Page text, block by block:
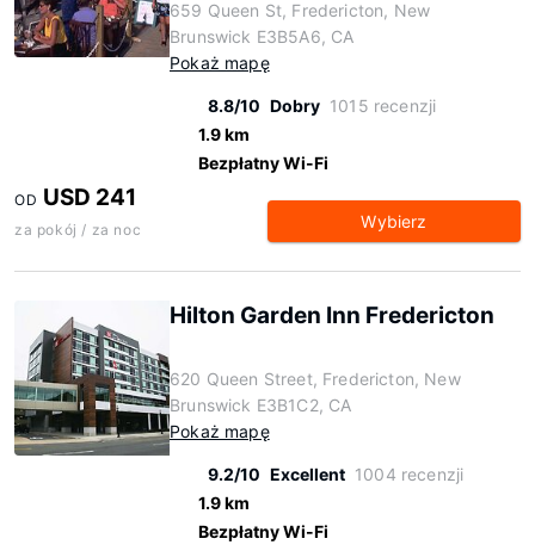
659 Queen St, Fredericton, New
Brunswick E3B5A6, CA
Pokaż mapę
8.8/10 Dobry 1015 recenzji
1.9 km
Bezpłatny Wi-Fi
OD USD 241
za pokój / za noc Wybierz
Hilton Garden Inn Fredericton
620 Queen Street, Fredericton, New
Brunswick E3B1C2, CA
Pokaż mapę
9.2/10 Excellent 1004 recenzji
1.9 km
Bezpłatny Wi-Fi